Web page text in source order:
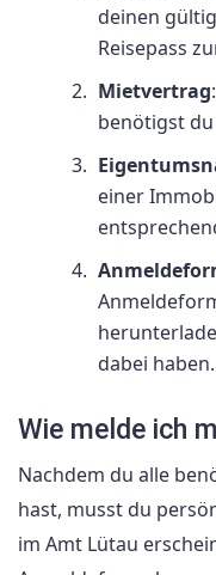
deinen
Reisepass
Mietvertrag
benötigst
einer
dabei haben.
Wie melde ich
Nachdem du alle
hast, musst du
im Amt Lütau